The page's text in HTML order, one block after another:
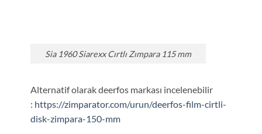
Sia 1960 Siarexx Cırtlı Zımpara 115 mm
Alternatif olarak deerfos markası incelenebilir
: https://zimparator.com/urun/deerfos-film-cirtli-
disk-zimpara-150-mm